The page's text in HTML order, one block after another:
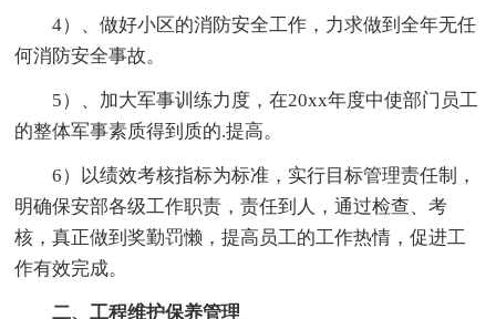
4）、做好小区的消防安全工作，力求做到全年无任
何消防安全事故。
5）、加大军事训练力度，在20xx年度中使部门员工
的整体军事素质得到质的.提高。
6）以绩效考核指标为标准，实行目标管理责任制，
明确保安部各级工作职责，责任到人，通过检查、考
核，真正做到奖勤罚懒，提高员工的工作热情，促进工
作有效完成。
二、工程维护保养管理